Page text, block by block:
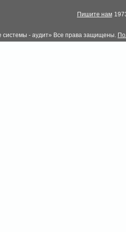
- аудит» Все права защищены.
Пишите нам